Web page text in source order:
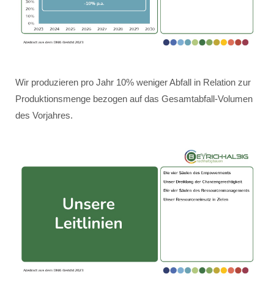
Wir produzieren pro Jahr 10% weniger Abfall in Relation zur
Produktionsmenge bezogen auf das Gesamtabfall-Volumen
des Vorjahres.